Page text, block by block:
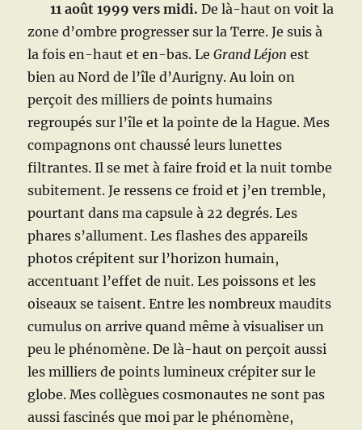
11 août 1999 vers midi.De là-haut on voit la
zone d’ombre progresser sur la Terre. Je suis à
la fois en-haut et en-bas. LeGrand Léjon est
bien au Nord de l’île d’Aurigny. Au loin on
perçoit des milliers de points humains
regroupés sur l’île et la pointe de la Hague. Mes
compagnons ont chaussé leurs lunettes
filtrantes. Il se met à faire froid et la nuit tombe
subitement. Je ressens ce froid et j’en tremble,
pourtant dans ma capsule à 22 degrés. Les
phares s’allument. Les flashes des appareils
photos crépitent sur l’horizon humain,
accentuant l’effet de nuit. Les poissons et les
oiseaux se taisent. Entre les nombreux maudits
cumulus on arrive quand même à visualiser un
peu le phénomène. De là-haut on perçoit aussi
les milliers de points lumineux crépiter sur le
globe. Mes collègues cosmonautes ne sont pas
aussi fascinés que moi par le phénomène,